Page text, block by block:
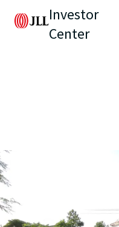
Investor
Center